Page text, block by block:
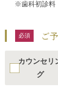
※歯科初診料
ご
カウンセリ
グ